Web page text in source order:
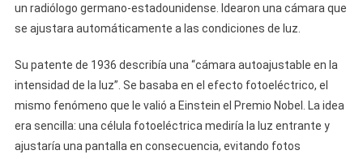
un radiólogo germano-estadounidense. Idearon una cámara que
se ajustara automáticamente a las condiciones de luz.
Su patente de 1936 describía una “cámara autoajustable en la
intensidad de la luz”. Se basaba en el efecto fotoeléctrico, el
mismo fenómeno que le valió a Einstein el Premio Nobel. La idea
era sencilla: una célula fotoeléctrica mediría la luz entrante y
ajustaría una pantalla en consecuencia, evitando fotos